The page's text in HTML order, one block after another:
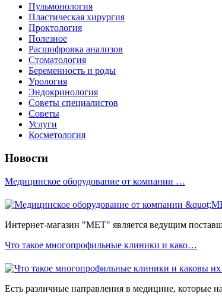
Пульмонология
Пластическая хирургия
Проктология
Полезное
Расшифровка анализов
Стоматология
Беременность и роды
Урология
Эндокринология
Советы специалистов
Советы
Услуги
Косметология
Новости
Медицинское оборудование от компании …
Интернет-магазин "МЕТ" является ведущим
Что такое многопрофильные клиники и како…
Есть различные направления в медицине, которые